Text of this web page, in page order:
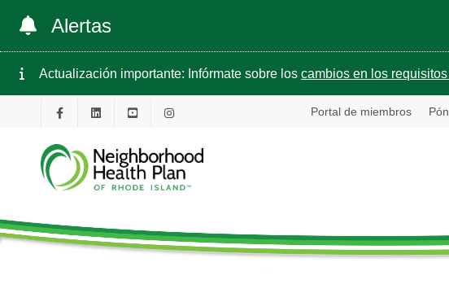
Alertas
Actualización importante: Infórmate sobre los cambios en los
Portal de miembros